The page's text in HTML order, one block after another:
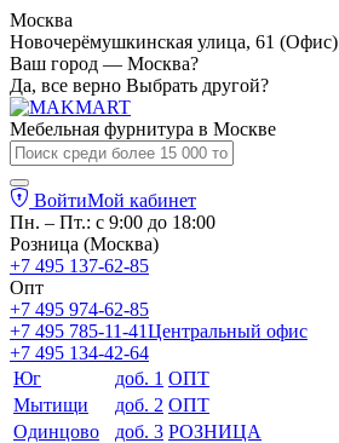
Москва
Новочерёмушкинская улица, 61 (Офис)
Ваш город — Москва?
Да, все верно Выбрать другой?
Мебельная фурнитура в Москве
ВойтиМой кабинет
Пн. – Пт.: с 9:00 до 18:00
Розница (Москва)
+7 495 137-62-85
Опт
+7 495 974-62-85
+7 495 785-11-41Центральный офис
+7 495 134-42-64
Юг
доб. 1 ОПТ
Мытищи
доб. 2 ОПТ
Одинцово
доб. 3 РОЗНИЦА